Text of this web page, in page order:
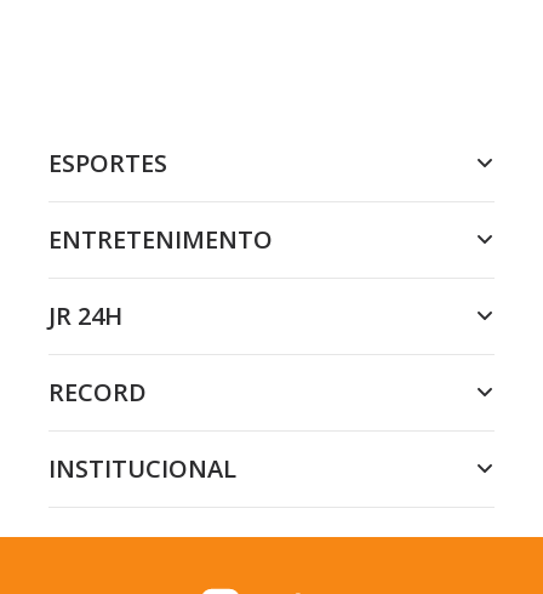
ESPORTES
ENTRETENIMENTO
JR 24H
RECORD
INSTITUCIONAL